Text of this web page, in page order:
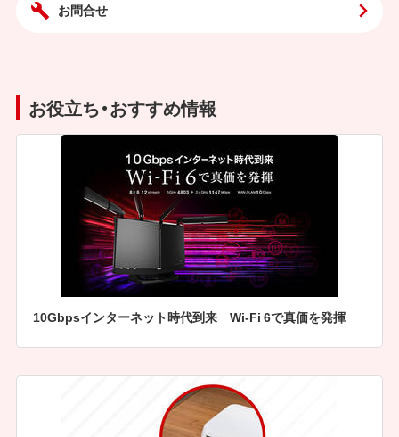
お問合せ
お役立ち・おすすめ情報
10Gbpsインターネット時代到来 Wi-Fi 6で真価を発揮